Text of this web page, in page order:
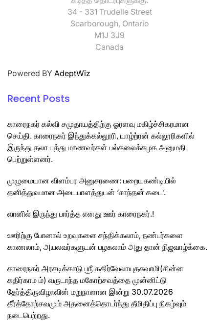
34 - 331 Trudelle Street
Scarborough, Ontario
M1J 3J9
Canada
Powered BY AdeptWiz
Recent Posts
காரைநகர் கல்வி சமுதாயத்திற்கு ஓரளவு மகிழ்ச்சிகரமான
செய்தி. காரைநகர் இந்துக்கல்லூரி, யாழ்ற்ரன் கல்லூரிகளில்
இருந்து தலா பத்து மாணவர்கள் பல்கலைக்கழக அனுமதி
பெற்றுள்ளனர்.
முழுமையான விளம்பர அனுசரணை: பறையகண்டியில்
தனித்துவமான அடையாளத்துடன் ‘சாந்தன் கடை’.
வானில் இருந்து பார்த்த எனது ஊர் காரைநகர்.!
ஊரிற்கு போனால் உறவுகளை சந்திக்கலாம், நண்பர்களை
காணலாம், அயலவர்களுடன் பழகலாம் அது தான் நிஜவாழ்க்கை.
காரைநகர் அரசடிக்காடு ஶ்ரீ கதிர்வேலாயுதசுவாமி(சின்ன
கதிர்காம ம்) வருடாந்த மகோற்சவத்தை முன்னிட்டு
தேர்த்திருவிழாவின் மறுநாளான இன்று 30.07.2026
தீர்த்தோற்சவமும் அதனைத்தொடர்ந்து தீமிதிப்பு நிகழ்வும்
நடைபெற்றது.